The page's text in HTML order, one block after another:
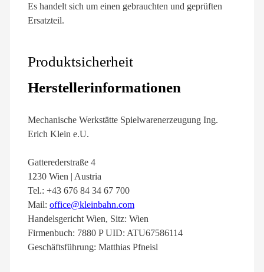
Es handelt sich um einen gebrauchten und geprüften
Ersatzteil.
Produktsicherheit
Herstellerinformationen
Mechanische Werkstätte Spielwarenerzeugung Ing.
Erich Klein e.U.
Gatterederstraße 4
1230 Wien | Austria
Tel.: +43 676 84 34 67 700
Mail: office@kleinbahn.com
Handelsgericht Wien, Sitz: Wien
Firmenbuch: 7880 P UID: ATU67586114
Geschäftsführung: Matthias Pfneisl